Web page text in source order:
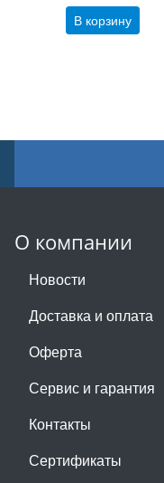
В корзину
О компании
Новости
Доставка и оплата
Оферта
Сервис и гарантия
Контакты
Сертификаты